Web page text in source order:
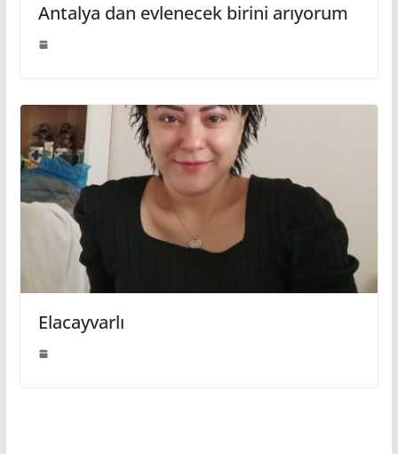
Antalya dan evlenecek birini arıyorum
Elacayvarlı